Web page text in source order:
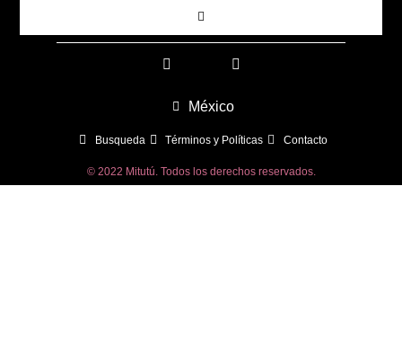
México
Busqueda Términos y Políticas Contacto
© 2022 Mitutú. Todos los derechos reservados.